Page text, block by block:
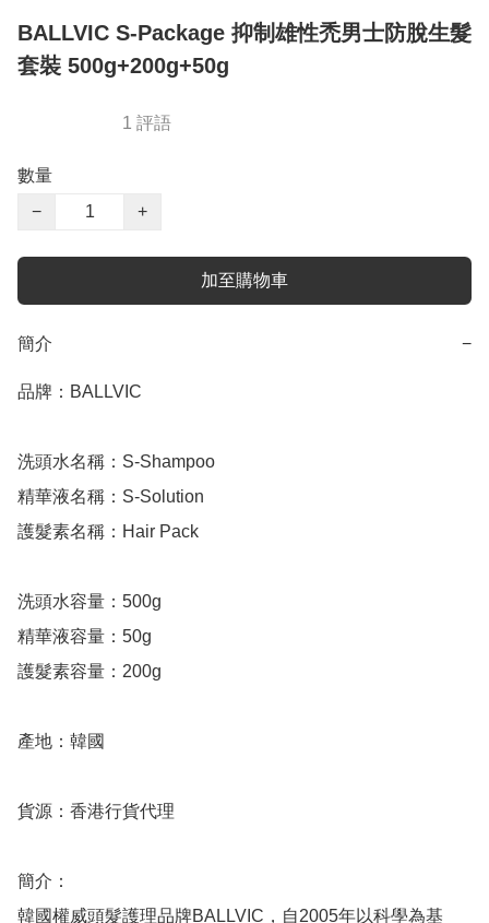
BALLVIC S-Package 抑制雄性禿男士防脫生髮
套裝 500g+200g+50g
1 評語
數量
−
+
加至購物車
簡介 −
品牌：BALLVIC
洗頭水名稱：S-Shampoo
精華液名稱：S-Solution
護髮素名稱：Hair Pack
洗頭水容量：500g
精華液容量：50g
護髮素容量：200g
產地：韓國
貨源：香港行貨代理
簡介：
韓國權威頭髮護理品牌BALLVIC，自2005年以科學為基